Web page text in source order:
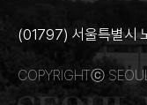
(01797) 서울특별시
COPYRIGHTⓒ